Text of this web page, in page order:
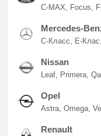
C-MAX Focus
Mercedes-
C-Класс E-Клас
Nissan
Leaf Primera
Opel
Astra Omega
Renault